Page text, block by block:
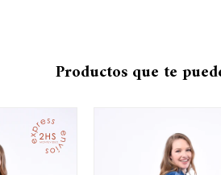
Productos que te